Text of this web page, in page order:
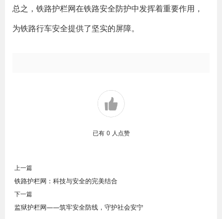
总之，铁路护栏网在铁路安全防护中发挥着重要作用，
为铁路行车安全提供了坚实的屏障。
已有 0 人点赞
上一篇
铁路护栏网：科技与安全的完美结合
下一篇
监狱护栏网——筑牢安全防线，守护社会安宁